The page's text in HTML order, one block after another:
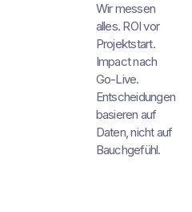
Wir messen
alles. ROI vor
Projektstart.
Impact nach
Go-Live.
Entscheidungen
basieren auf
Daten, nicht auf
Bauchgefühl.